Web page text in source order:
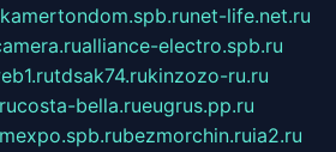
kamertondom.spb.runet-life.net.ru
alliance-electro.spb.ru
tdsak74.rukinzozo-ru.ru
costa-bella.rueugrus.pp.ru
bezmorchin.ruia2.ru